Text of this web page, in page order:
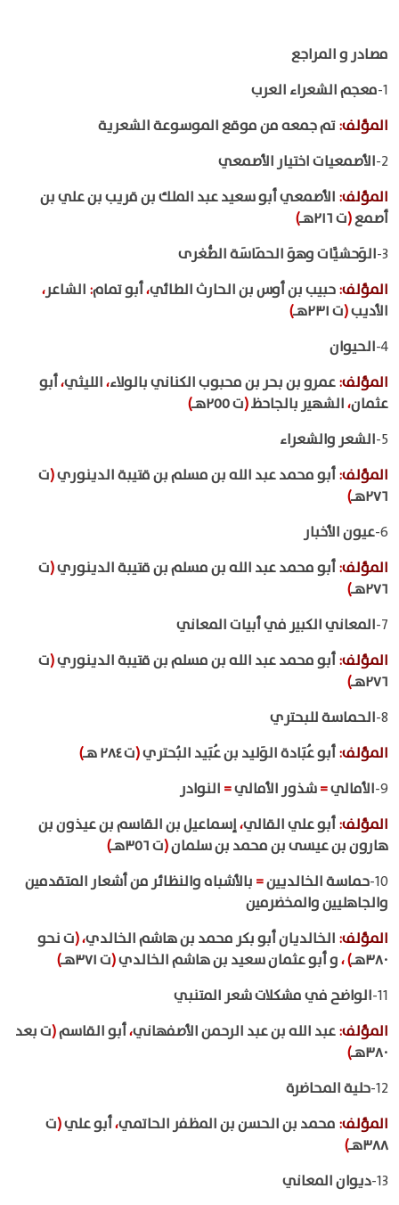
مصادر و المراجع
1- معجم الشعراء العرب
المؤلف:تم جمعه من موقع الموسوعة الشعرية
2- الأصمعيات اختيار الأصمعي
المؤلف: الأصمعي أبو سعيد عبد الملك بن قريب بن علي بن
أصمع(ت ٢١٦هـ
)
3- الوَحشيَّات وهوَ الحمَاسَة الصُّغرى
المؤلف:حبيب بن أوس بن الحارث الطائي،أبو تمام: الشاعر،
الأديب(ت ٢٣١هـ
)
4- الحيوان
المؤلف:عمرو بن بحر بن محبوب الكناني بالولاء،الليثي،أبو
عثمان،الشهير بالجاحظ(ت ٢٥٥هـ
)
5- الشعر والشعراء
المؤلف:أبو محمد عبد الله بن مسلم بن قتيبة الدينوري(ت
٢٧٦هـ
)
6- عيون الأخبار
المؤلف:أبو محمد عبد الله بن مسلم بن قتيبة الدينوري(ت
٢٧٦هـ
)
7- المعاني الكبير في أبيات المعاني
المؤلف:أبو محمد عبد الله بن مسلم بن قتيبة الدينوري(ت
٢٧٦هـ
)
8- الحماسة للبحتري
المؤلف:أبو عُبَادة الوَليد بن عُبَيد البُحتري(ت ٢٨٤ هـ
)
9- الأمالي=شذور الأمالي= النوادر
المؤلف:أبو علي القالي،إسماعيل بن القاسم بن عيذون بن
هارون بن عيسى بن محمد بن سلمان(ت ٣٥٦هـ
)
10- حماسة الخالديين= بالأشباه والنظائر من أشعار المتقدمين
والجاهليين والمخضرمين
المؤلف: الخالديان أبو بكر محمد بن هاشم الخالدي،(ت نحو
٣٨٠هـ
)،و أبو عثمان سعيد بن هاشم الخالدي(ت ٣٧١هـ
)
11- الواضح في مشكلات شعر المتنبي
المؤلف:عبد الله بن عبد الرحمن الأصفهاني،أبو القاسم(ت بعد
٣٨٠هـ
)
12- حلية المحاضرة
المؤلف: محمد بن الحسن بن المظفر الحاتمي،أبو علي(ت
٣٨٨هـ
)
13- ديوان المعاني